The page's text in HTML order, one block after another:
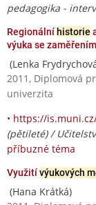
pedagogika -
Regionální historie
výuka se
(Lenka
2011, Diplomová
univerzita
• https://
(pětileté) /
příbuzné téma
Využitívýukových
(Hana Krátká)